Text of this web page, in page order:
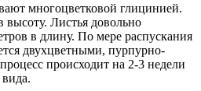
многоцветковой глицинией.
высоту. Листья довольно
в длину. По мере распускания
двухцветными, пурпурно-
происходит на 2-3 недели